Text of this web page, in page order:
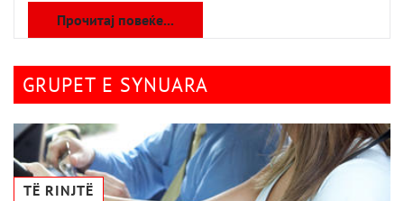
Прочитај повеќе...
GRUPET E SYNUARA
TË RINJTË